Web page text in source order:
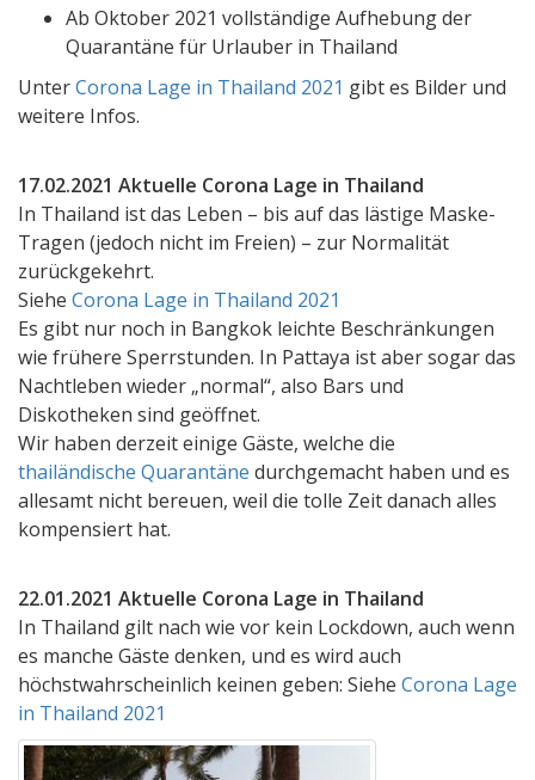
Ab Oktober 2021 vollständige Aufhebung der
Quarantäne für Urlauber in Thailand
UnterCorona Lage in Thailand 2021 gibt es Bilder und
weitere Infos.
17.02.2021 Aktuelle Corona Lage in Thailand
In Thailand ist das Leben – bis auf das lästige Maske-
Tragen (jedoch nicht im Freien) – zur Normalität
zurückgekehrt.
Siehe Corona Lage in Thailand 2021
Es gibt nur noch in Bangkok leichte Beschränkungen
wie frühere Sperrstunden. In Pattaya ist aber sogar das
Nachtleben wieder „normal“, also Bars und
Diskotheken sind geöffnet.
Wir haben derzeit einige Gäste, welche die
thailändische Quarantäne durchgemacht haben und es
allesamt nicht bereuen, weil die tolle Zeit danach alles
kompensiert hat.
22.01.2021 Aktuelle Corona Lage in Thailand
In Thailand gilt nach wie vor kein Lockdown, auch wenn
es manche Gäste denken, und es wird auch
höchstwahrscheinlich keinen geben: Siehe Corona Lage
in Thailand 2021